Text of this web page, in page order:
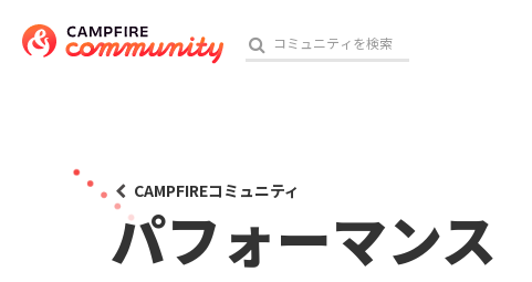
アート・写真
CAMPFIREコミュニティ
パフォーマンス